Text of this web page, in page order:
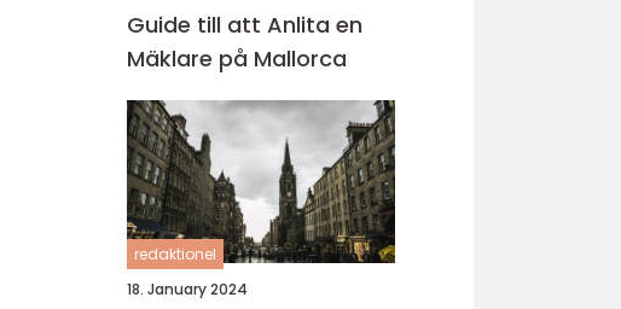
Guide till att Anlita en
Mäklare på Mallorca
redaktionel
18. January 2024